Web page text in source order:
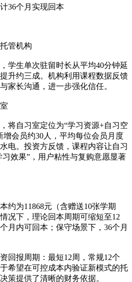
36个月实现回本
管机构
学生单次驻留时长从平均40分钟延
升约三成。机构利用课程数据反馈
家长沟通，进一步强化信任。
将自习室定位为“学习资源+自习空
增会员约30人，平均每位会员月度
电。投资方反馈，课程内容让自习
习效果”，用户粘性与复购意愿显著
约为11868元（含赠送10张学期
况下，理论回本周期可缩短至12
月内可回本；保守场景下，36个月
回报周期：最短12周，常规12个
希望在可控成本内验证新模式的托
策提供了清晰的财务依据。